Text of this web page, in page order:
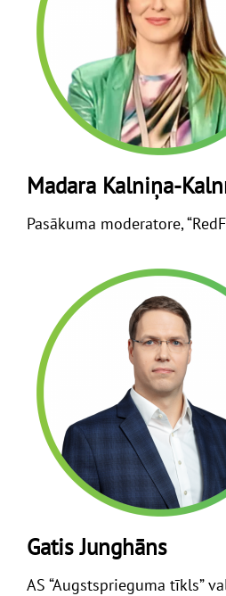
Madara Kalniņa-
Pasākuma moderatore,
Gatis Junghāns
AS “Augstsprieguma tīkls”